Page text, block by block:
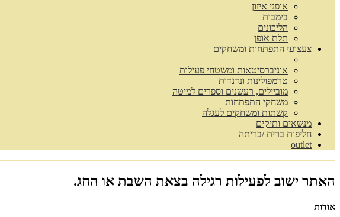
אופני איזון
בימבות
הליכונים
תלת אופן
צעצועי התפתחות ומשחקים
אוניברסיטאות ומשטחי פעילות
טרמפולינות ונדנדות
מוביילים, רעשנים וספרים למיטה
משחקי התפתחות
קשתות ומשחקים לעגלה
מנשאים ותיקים
חליפות ברית /בריתה
outlet
האתר ישוב לפעילות רגילה בצאת השבת או החג.
אודות